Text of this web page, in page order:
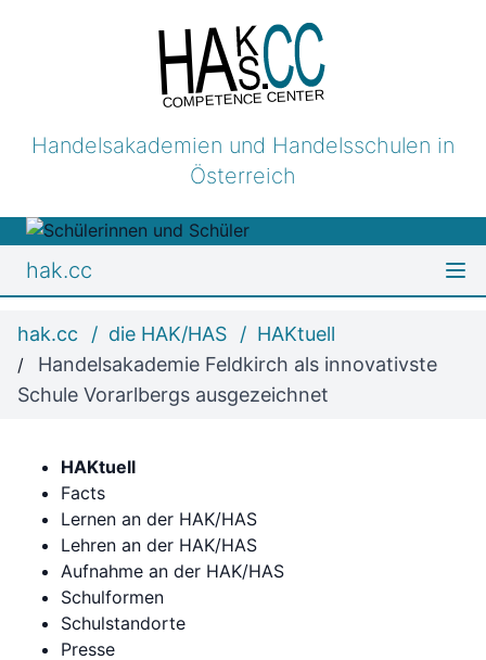
COMPETENCE CENTER
Handelsakademien und Handelsschulen in
Österreich
hak.cc
hak.cc die HAK/HAS
HAKtuell
Handelsakademie Feldkirch als innovativste
Schule Vorarlbergs ausgezeichnet
HAKtuell
Facts
Lernen an der HAK/HAS
Lehren an der HAK/HAS
Aufnahme an der HAK/HAS
Schulformen
Schulstandorte
Presse